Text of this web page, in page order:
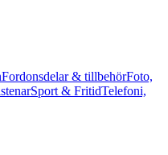
Fordonsdelar & tillbehörFoto,
Sport & FritidTelefoni,